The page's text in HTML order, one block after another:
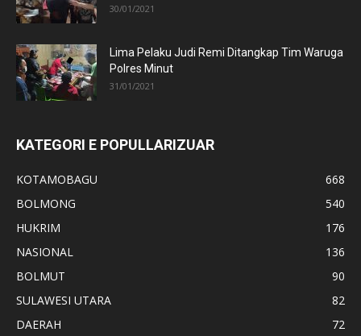
30/01/2021
Lima Pelaku Judi Remi Ditangkap Tim Waruga
Polres Minut
31/01/2021
KATEGORI E POPULLARIZUAR
KOTAMOBAGU
668
BOLMONG
540
HUKRIM
176
NASIONAL
136
BOLMUT
90
SULAWESI UTARA
82
DAERAH
72